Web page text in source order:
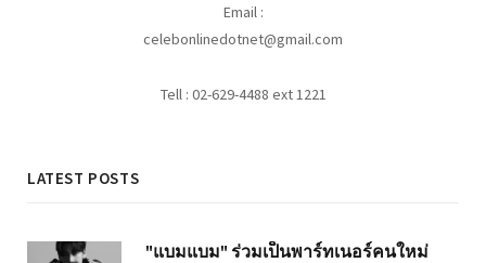
Email :
celebonlinedotnet@gmail.com
Tell : 02-629-4488 ext 1221
LATEST POSTS
"แบมแบม" ร่วมเป็นพาร์ทเนอร์คนใหม่